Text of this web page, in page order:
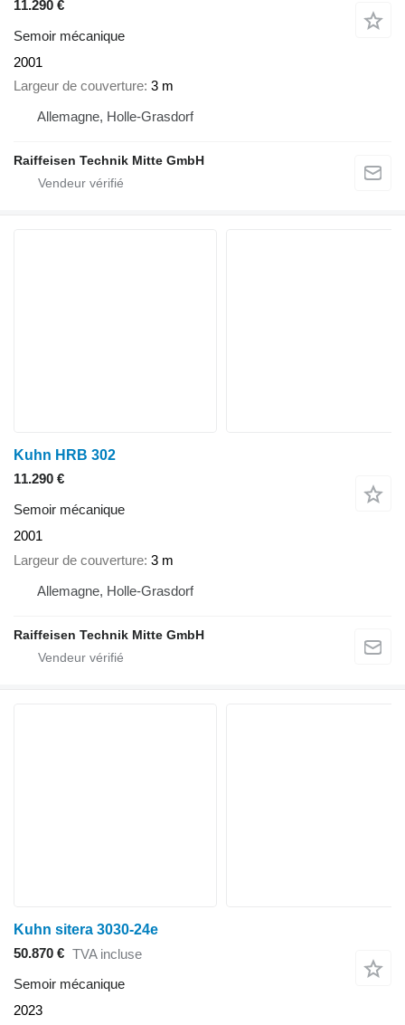
11.290 €
Semoir mécanique
2001
Largeur de couverture 3 m
Allemagne, Holle-Grasdorf
Raiffeisen Technik Mitte GmbH
Kuhn HRB 302
11.290 €
Semoir mécanique
2001
Largeur de couverture 3 m
Allemagne, Holle-Grasdorf
Raiffeisen Technik Mitte GmbH
Kuhn sitera 3030-24e
50.870 € TVA incluse
Semoir mécanique
2023